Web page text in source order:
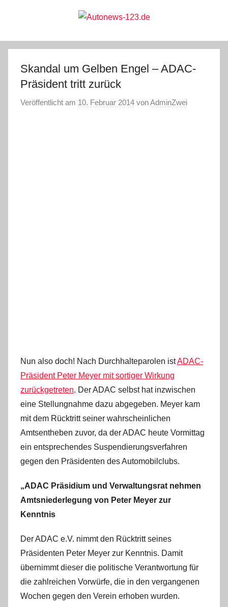
Autonews-
123.de
Skandal um Gelben Engel – ADAC-
Präsident tritt zurück
Veröffentlicht am 10. Februar 2014 vonAdminZwei
Nun also doch! Nach Durchhalteparolen istADAC-
Präsident Peter Meyer mit sortiger Wirkung
zurückgetreten. Der ADAC selbst hat inzwischen
eine Stellungnahme dazu abgegeben. Meyer kam
mit dem Rücktritt seiner wahrscheinlichen
Amtsentheben zuvor, da der ADAC heute Vormittag
ein entsprechendes Suspendierungsverfahren
gegen den Präsidenten des Automobilclubs.
„ADAC Präsidium und Verwaltungsrat nehmen
Amtsniederlegung von Peter Meyer zur
Kenntnis
Der ADAC e.V. nimmt den Rücktritt seines
Präsidenten Peter Meyer zur Kenntnis. Damit
übernimmt dieser die politische Verantwortung für
die zahlreichen Vorwürfe, die in den vergangenen
Wochen gegen den Verein erhoben wurden.